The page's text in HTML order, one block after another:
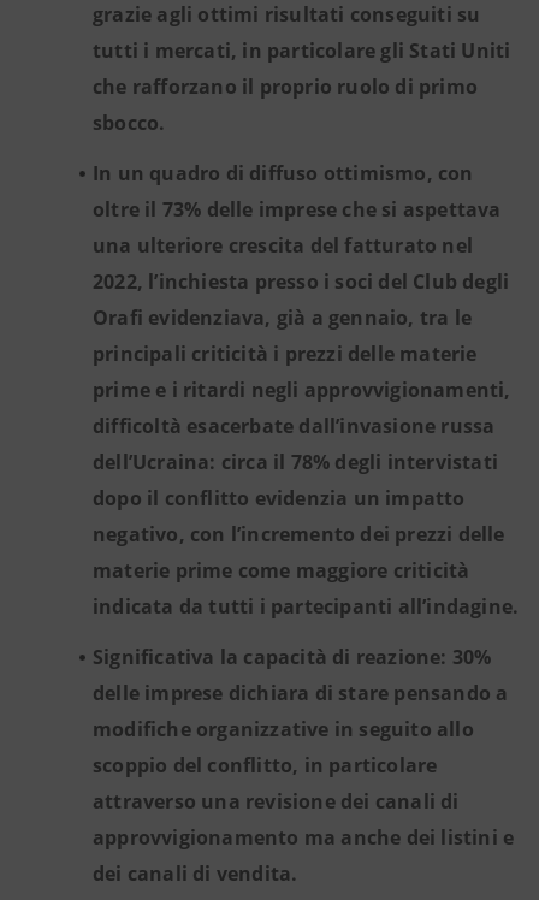
grazie agli ottimi risultati conseguiti su
tutti i mercati, in particolare gli Stati Uniti
che rafforzano il proprio ruolo di primo
sbocco.
In un quadro di diffuso ottimismo, con
oltre il 73% delle imprese che si aspettava
una ulteriore crescita del fatturato nel
2022, l’inchiesta presso i soci del Club degli
Orafi evidenziava, già a gennaio, tra le
principali criticità i prezzi delle materie
prime e i ritardi negli approvvigionamenti,
difficoltà esacerbate dall’invasione russa
dell’Ucraina: circa il 78% degli intervistati
dopo il conflitto evidenzia un impatto
negativo, con l’incremento dei prezzi delle
materie prime come maggiore criticità
indicata da tutti i partecipanti all’indagine.
Significativa la capacità di reazione: 30%
delle imprese dichiara di stare pensando a
modifiche organizzative in seguito allo
scoppio del conflitto, in particolare
attraverso una revisione dei canali di
approvvigionamento ma anche dei listini e
dei canali di vendita.